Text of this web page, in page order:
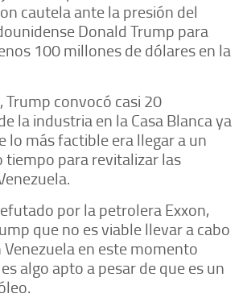
cautela ante la presión del
Donald Trump para
100 millones de dólares en la
convocó casi 20
la industria en la Casa Blanca ya
lo más factible era llegar a un
tiempo para revitalizar las
por la petrolera Exxon,
que no es viable llevar a cabo
en este momento
algo apto a pesar de que es un